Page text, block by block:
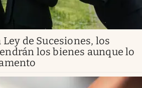
Ley de Sucesiones, los
los bienes aunque lo